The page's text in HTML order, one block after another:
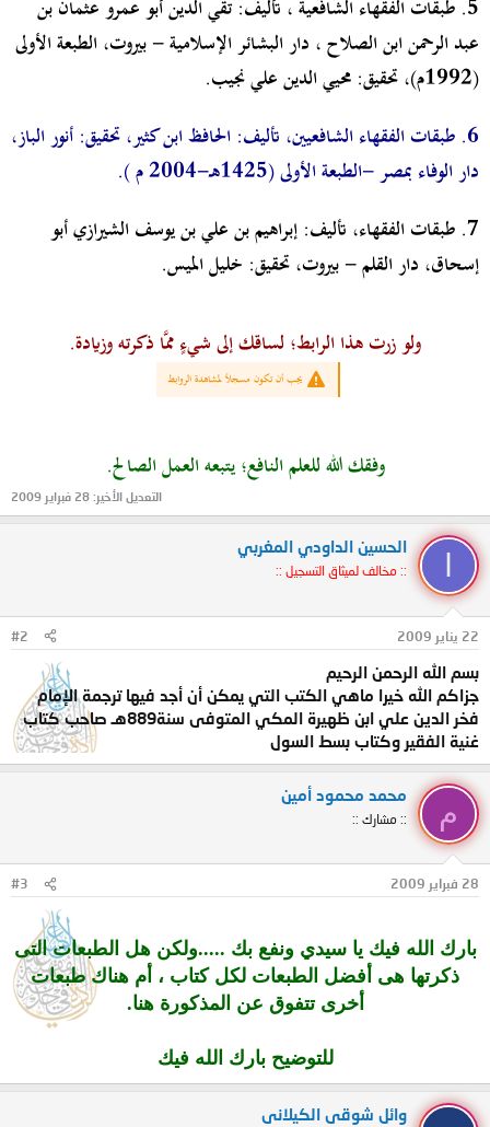
5. طبقات الفقهاء الشافعية ، تأليف: تقي الدين أبو عمرو عثمان بن
عبد الرحمن ابن الصلاح ، دار البشائر الإسلامية - بيروت، الطبعة الأولى
(1992م)، تحقيق: محيي الدين علي نجيب.
6
. طبقات الفقهاء الشافعيين، تأليف: الحافظ ابن كثير، تحقيق: أنور الباز،
دار الوفاء بمصر -الطبعة الأولى (1425هـ-2004 م ).
7. طبقات الفقهاء، تأليف: إبراهيم بن علي بن يوسف الشيرازي أبو
إسحاق، دار القلم - بيروت، تحقيق: خليل الميس.
ولو زرت هذا الرابط؛ لساقك إلى شيءٍ ممَّا ذكرته وزيادة.
يجب أن تكون مسجلاً لمشاهدة الروابط
وفقك الله للعلم النافع؛ يتبعه العمل الصالح.
التعديل الأخير: 28 فبراير 2009
الحسين الداودي المغربي
:: مخالف لميثاق التسجيل ::
22 يناير 2009 #2
بسم الله الرحمن الرحيم
جزاكم الله خيرا ماهي الكتب التي يمكن أن أجد فيها ترجمة الإمام
فخر الدين علي ابن ظهيرة المكي المتوفى سنة889هـ صاحب كتاب
غنية الفقير وكتاب بسط السول
م
محمد محمود أمين
:: مشارك ::
28 فبراير 2009 #3
بارك الله فيك يا سيدي ونفع بك .....ولكن هل الطبعات التى
ذكرتها هى أفضل الطبعات لكل كتاب ، أم هناك طبعات
أخرى تتفوق عن المذكورة هنا.
للتوضيح بارك الله فيك
وائل شوقى الكيلانى